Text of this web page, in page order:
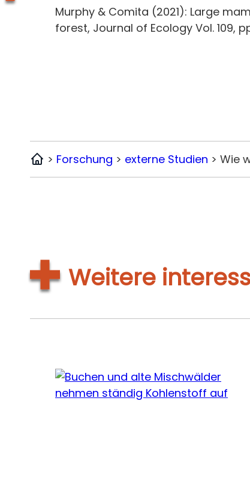
Murphy & Comita (2021): Large
forest, Journal of Ecology Vol. 109,
Home
> Forschung > externe Studien > Wie
Weitere